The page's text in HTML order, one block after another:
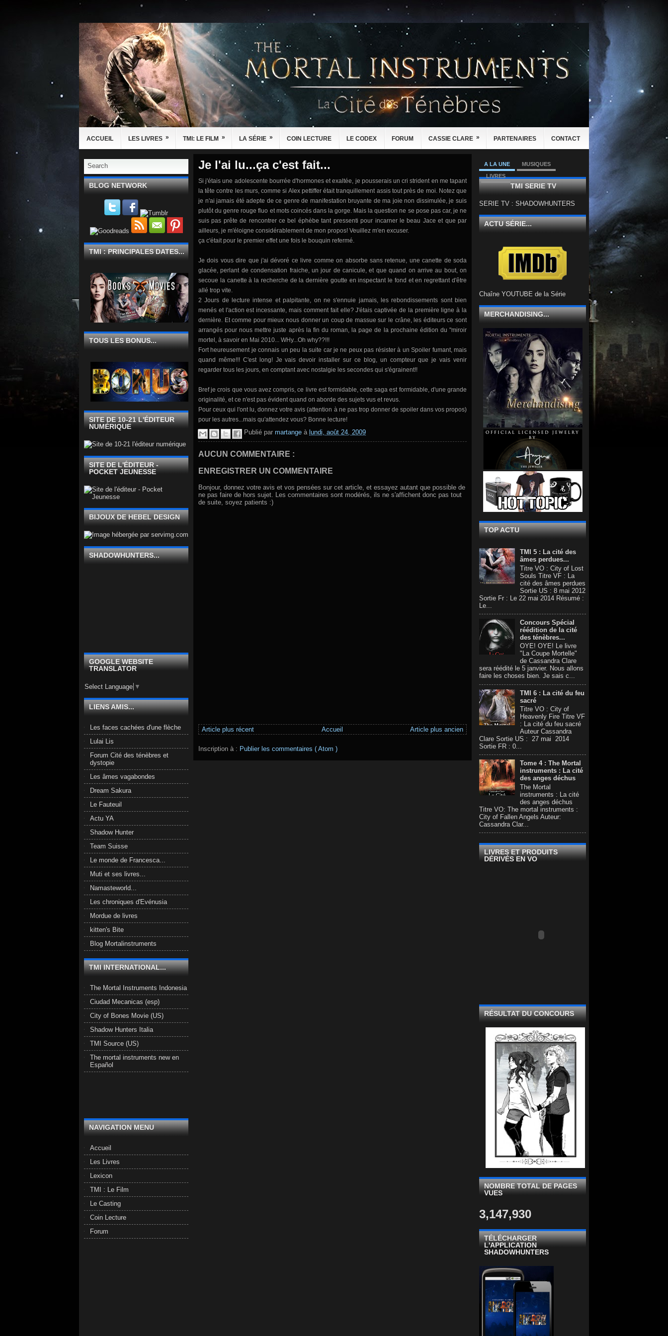
ACCUEIL LES LIVRES » TMI: LE FILM » LA SÉRIE » COIN LECTURE LE CODEX FORUM CASSIE CLARE » PARTENAIRES CONTACT
BLOG NETWORK
TMI : PRINCIPALES DATES...
TOUS LES BONUS...
SITE DE 10-21 L'ÉDITEUR
NUMÉRIQUE
SITE DE L'ÉDITEUR -
POCKET JEUNESSE
BIJOUX DE HEBEL DESIGN
SHADOWHUNTERS...
GOOGLE WEBSITE
TRANSLATOR
Select Language ▼
LIENS AMIS...
Les faces cachées d'une flèche
Lulai Lis
Forum Cité des ténèbres et
dystopie
Les âmes vagabondes
Dream Sakura
Le Fauteuil
Actu YA
Shadow Hunter
Team Suisse
Le monde de Francesca...
Muti et ses livres...
Namasteworld...
Les chroniques d'Evénusia
Mordue de livres
kitten's Bite
Blog Mortalinstruments
TMI INTERNATIONAL...
The Mortal Instruments Indonesia
Ciudad Mecanicas (esp)
City of Bones Movie (US)
Shadow Hunters Italia
TMI Source (US)
The mortal instruments new en
Español
NAVIGATION MENU
Accueil
Les Livres
Lexicon
TMI : Le Film
Le Casting
Coin Lecture
Forum
Je l'ai lu...ça c'est fait...
Si j'étais une adolescente bourrée d'hormones et exaltée, je pousserais un cri strident en me tapant
la tête contre les murs, comme si Alex pettiffer était tranquillement assis tout près de moi. Notez que
je n'ai jamais été adepte de ce genre de manifestation bruyante de ma joie non dissimulée, je suis
plutôt du genre rouge fluo et mots coincés dans la gorge. Mais la question ne se pose pas car, je ne
suis pas prête de rencontrer ce bel éphèbe tant pressenti pour incarner le beau Jace et que par
ailleurs, je m'éloigne considérablement de mon propos! Veuillez m'en excuser.
ça c'était pour le premier effet une fois le bouquin refermé.
Je dois vous dire que j'ai dévoré ce livre comme on absorbe sans retenue, une canette de soda
glacée, perlant de condensation fraiche, un jour de canicule, et que quand on arrive au bout, on
secoue la canette à la recherche de la dernière goutte en inspectant le fond et en regrettant d'être
allé trop vite.
2 Jours de lecture intense et palpitante, on ne s'ennuie jamais, les rebondissements sont bien
menés et l'action est incessante, mais comment fait elle? J'étais captivée de la première ligne à la
dernière. Et comme pour mieux nous donner un coup de massue sur le crâne, les éditeurs ce sont
arrangés pour nous mettre juste après la fin du roman, la page de la prochaine édition du "miroir
mortel, à savoir en Mai 2010... WHy...Oh why??!!!
Fort heureusement je connais un peu la suite car je ne peux pas résister à un Spoiler fumant, mais
quand même!!! C'est long! Je vais devoir installer sur ce blog, un compteur que je vais venir
regarder tous les jours, en comptant avec nostalgie les secondes qui s'égrainent!!
Bref je crois que vous avez compris, ce livre est formidable, cette saga est formidable, d'une grande
originalité, et ce n'est pas évident quand on aborde des sujets vus et revus.
Pour ceux qui l'ont lu, donnez votre avis (attention à ne pas trop donner de spoiler dans vos propos)
pour les autres...mais qu'attendez vous? Bonne lecture!
Publié par martange à lundi, août 24, 2009
AUCUN COMMENTAIRE :
ENREGISTRER UN COMMENTAIRE
Bonjour, donnez votre avis et vos pensées sur cet article, et essayez autant que possible de
ne pas faire de hors sujet. Les commentaires sont modérés, ils ne s'affichent donc pas tout
de suite, soyez patients :)
Article plus récent Article plus ancien
Accueil
Inscription à : Publier les commentaires ( Atom )
A LA UNE
MUSIQUES
LIVRES
TMI SERIE TV
SERIE TV : SHADOWHUNTERS
ACTU SÉRIE...
Chaîne YOUTUBE de la Série
MERCHANDISING...
TOP ACTU
TMI 5 : La cité des
âmes perdues...
Titre VO : City of Lost
Souls Titre VF : La
cité des âmes perdues
Sortie US : 8 mai 2012
Sortie Fr : Le 22 mai 2014 Résumé :
Le...
Concours Spécial
réédition de la cité
des ténèbres...
OYE! OYE! Le livre
"La Coupe Mortelle"
de Cassandra Clare
sera réédité le 5 janvier. Nous allons
faire les choses bien. Je sais c...
TMI 6 : La cité du feu
sacré
Titre VO : City of
Heavenly Fire Titre VF
: La cité du feu sacré
Auteur Cassandra
Clare Sortie US : 27 mai 2014
Sortie FR : 0...
Tome 4 : The Mortal
instruments : La cité
des anges déchus
The Mortal
instruments : La cité
des anges déchus
Titre VO: The mortal instruments :
City of Fallen Angels Auteur:
Cassandra Clar...
LIVRES ET PRODUITS
DÉRIVÉS EN VO
RÉSULTAT DU CONCOURS
NOMBRE TOTAL DE PAGES
VUES
3,147,930
TÉLÉCHARGER
L'APPLICATION
SHADOWHUNTERS